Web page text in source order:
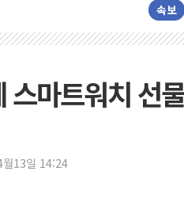
속보
스마트워치 선
13일 14:24